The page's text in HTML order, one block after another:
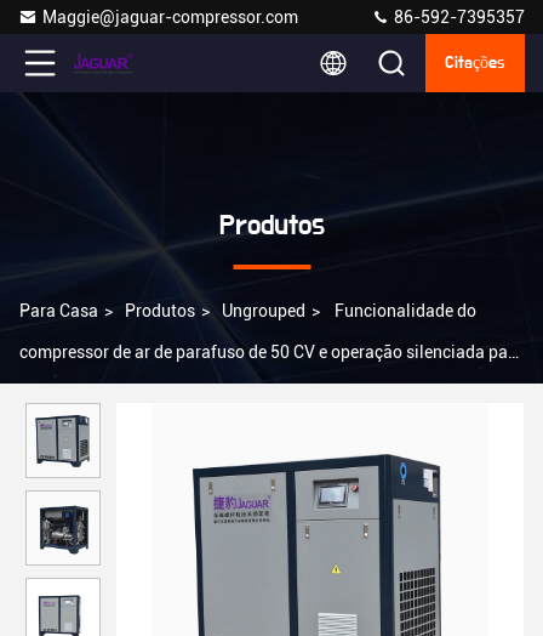
Maggie@jaguar-compressor.com 86-592-7395357
Citações
Produtos
Para Casa > Produtos > Ungrouped > Funcionalidade do
compressor de ar de parafuso de 50 CV e operação silenciada para